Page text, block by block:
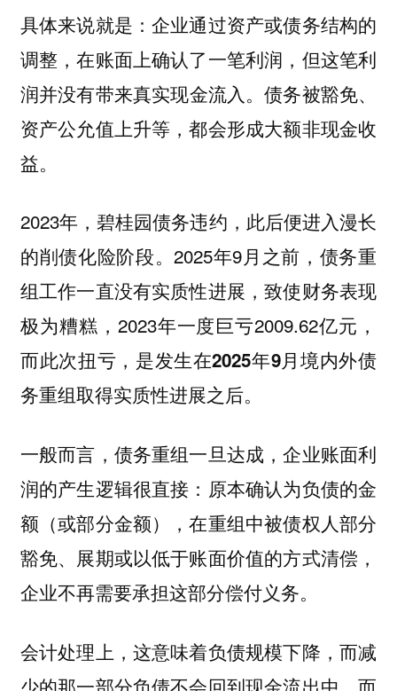
具体来说就是：企业通过资产或债务结构的
调整，在账面上确认了一笔利润，但这笔利
润并没有带来真实现金流入。债务被豁免、
资产公允值上升等，都会形成大额非现金收
益。
2023年，碧桂园债务违约，此后便进入漫长
的削债化险阶段。2025年9月之前，债务重
组工作一直没有实质性进展，致使财务表现
极为糟糕，2023年一度巨亏2009.62亿元，
而此次扭亏，是发生在2025年9月境内外债
务重组取得实质性进展之后。
一般而言，债务重组一旦达成，企业账面利
润的产生逻辑很直接： 原本确认为负债的金
额（或部分金额），在重组中被债权人部分
豁免、展期或以低于账面价值的方式清偿，
企业不再需要承担这部分偿付义务。
会计处理上，这意味着负债规模下降， 而减
少的那一部分负债不会回到现金流出中，而